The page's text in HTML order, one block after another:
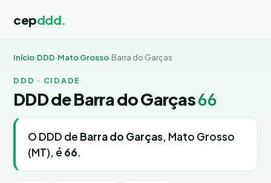
cepddd.
Início›DDD›Mato Grosso›Barra do Garças
DDD · CIDADE
DDD de Barra do Garças66
O DDD de Barra do Garças, Mato Grosso
(MT), é 66.